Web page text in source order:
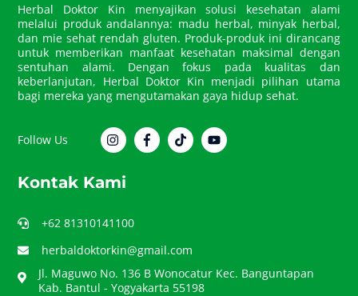
Herbal Doktor Kin menyajikan solusi kesehatan alami
melalui produk andalannya: madu herbal, minyak herbal,
dan mie sehat rendah gluten. Produk-produk ini dirancang
untuk memberikan manfaat kesehatan maksimal dengan
sentuhan alami. Dengan fokus pada kualitas dan
keberlanjutan, Herbal Doktor Kin menjadi pilihan utama
bagi mereka yang mengutamakan gaya hidup sehat.
Follow Us
Kontak Kami
+62 81310141100
herbaldoktorkin@gmail.com
Jl. Maguwo No. 136 B Wonocatur Kec. Banguntapan
Kab. Bantul - Yogyakarta 55198